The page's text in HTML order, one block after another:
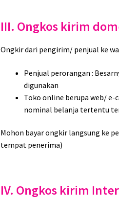
III. Ongkos kirim
Ongkir dari pengirim/ penjual ke
Penjual perorangan :
digunakan
Toko online berupa web/ e-
nominal belanja tertentu
Mohon bayar ongkir langsung ke
tempat penerima)
IV. Ongkos kirim